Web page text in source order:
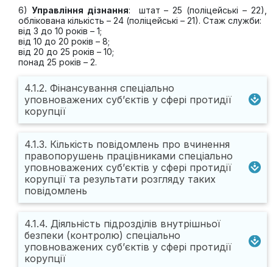
6) Управління дізнання: штат – 25 (поліцейські – 22),
облікована кількість – 24 (поліцейські – 21). Стаж служби:
від 3 до 10 років – 1;
від 10 до 20 років – 8;
від 20 до 25 років – 10;
понад 25 років – 2.
4.1.2. Фінансування спеціально
уповноважених суб’єктів у сфері протидії
корупції
4.1.3. Кількість повідомлень про вчинення
правопорушень працівниками спеціально
уповноважених суб’єктів у сфері протидії
корупції та результати розгляду таких
повідомлень
4.1.4. Діяльність підрозділів внутрішньої
безпеки (контролю) спеціально
уповноважених суб’єктів у сфері протидії
корупції